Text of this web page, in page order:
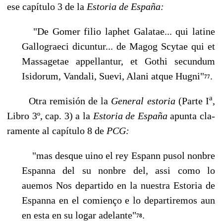
ese capítulo 3 de la Estoria de España:
"De Gomer filio laphet Galatae... qui latine
Gallograeci dicuntur... de Magog Scytae qui et
Massagetae appellantur, et Gothi secundum
Isidorum, Vandali, Suevi, Alani atque Hugni"77.
Otra remisión de la General estoria (Parte Ia,
Libro 3º, cap. 3) a la Estoria de Españaapunta cla­
ramente al capítulo 8 de PCG:
"mas desque uino el rey Espann pusol nonbre
Espanna del su nonbre del, assi como lo
auemos Nos departido en la nuestra Estoria de
Espanna en el comienço e lo departire­mos aun
en esta en su logar adelante"78.